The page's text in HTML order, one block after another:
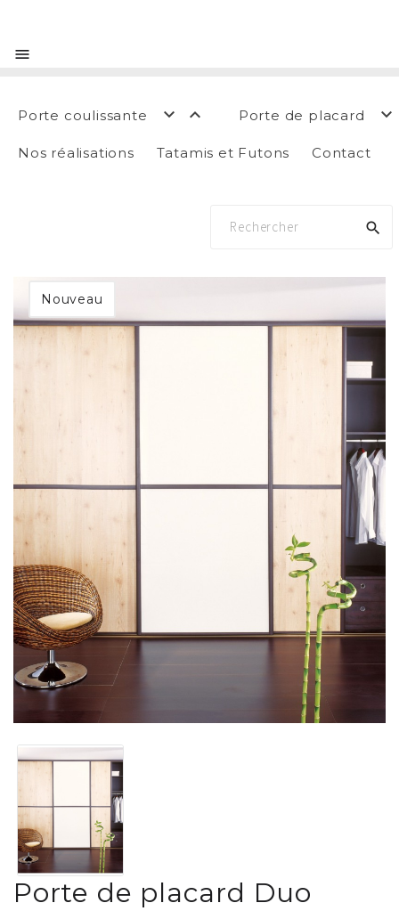

 
Porte coulissante 
Porte de placard
Nos réalisations Tatamis et Futons Contact

Nouveau
Porte de placard Duo